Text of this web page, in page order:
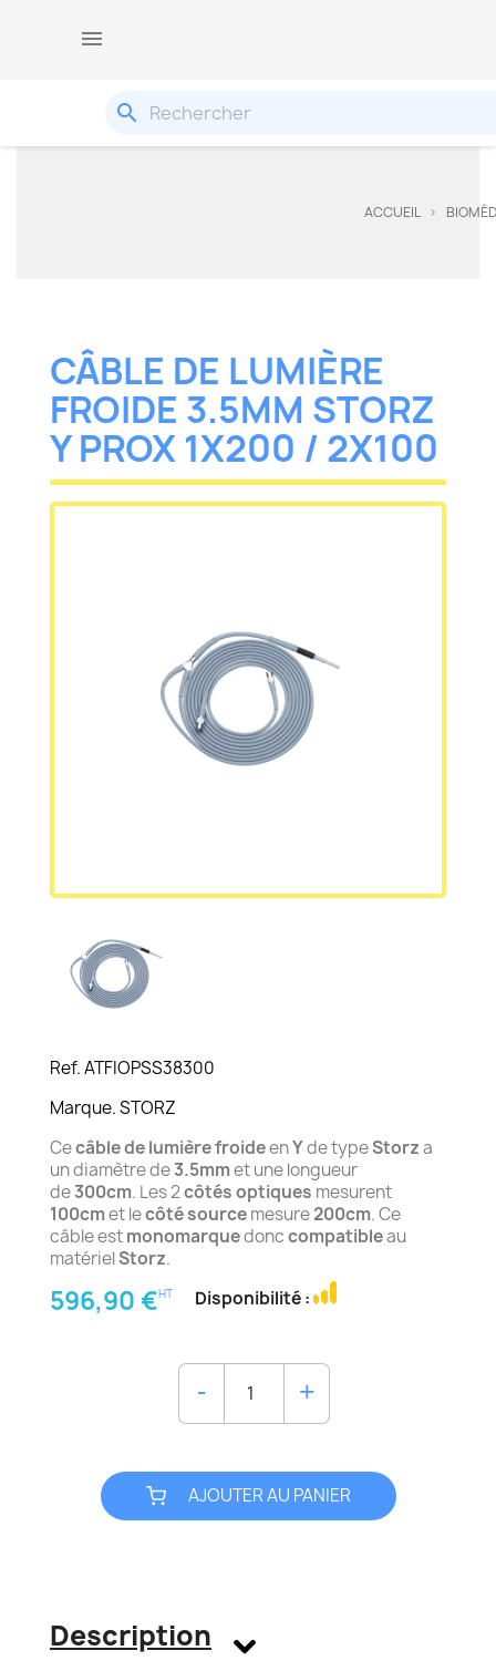

search
ACCUEIL
CÂBLE DE LUMIÈRE
FROIDE 3.5MM STORZ
Y PROX 1X200 / 2X100
Ref. ATFIOPSS38300
Marque. STORZ
Cecâble de lumière froideenYde typeStorza
un diamètre de3.5mmet une longueur
de300cm. Les 2côtés optiques mesurent
100cmet lecôté sourcemesure200cm. Ce
câble estmonomarquedonccompatibleau
matérielStorz.
596,90 €HT Disponibilité :
AJOUTER AU PANIER
Description